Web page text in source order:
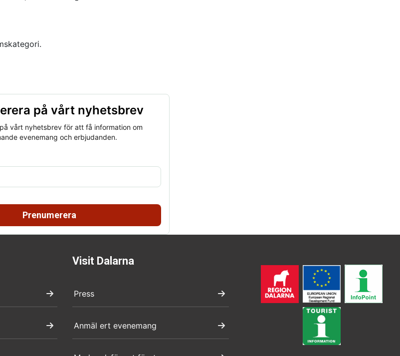
på vårt nyhetsbrev
vårt nyhetsbrev för att få information om
evenemang och erbjudanden.
Prenumerera
Visit Dalarna
Press
Anmäl ert evenemang